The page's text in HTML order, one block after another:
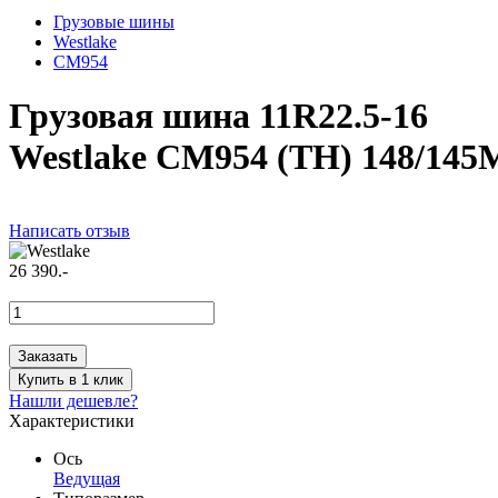
Грузовые шины
Westlake
CM954
Грузовая шина 11R22.5-16
Westlake CM954 (TH) 148/
Написать отзыв
26 390.-
Заказать
Купить в 1 клик
Нашли дешевле?
Характеристики
Ось
Ведущая